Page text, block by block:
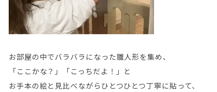
お部屋の中でバラバラになった雛人形を集め、
「ここかな？」「こっちだよ！」と
お手本の絵と見比べながらひとつひとつ丁寧に貼って、